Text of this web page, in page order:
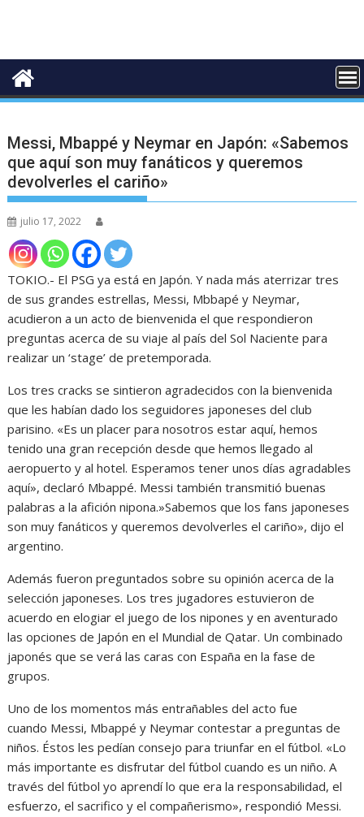
Messi, Mbappé y Neymar en Japón: «Sabemos
que aquí son muy fanáticos y queremos
devolverles el cariño»
julio 17, 2022
TOKIO.- El PSG ya está en Japón. Y nada más aterrizar tres
de sus grandes estrellas, Messi, Mbbapé y Neymar,
acudieron a un acto de bienvenida el que respondieron
preguntas acerca de su viaje al país del Sol Naciente para
realizar un ‘stage’ de pretemporada.
Los tres cracks se sintieron agradecidos con la bienvenida
que les habían dado los seguidores japoneses del club
parisino. «Es un placer para nosotros estar aquí, hemos
tenido una gran recepción desde que hemos llegado al
aeropuerto y al hotel. Esperamos tener unos días agradables
aquí», declaró Mbappé. Messi también transmitió buenas
palabras a la afición nipona.»Sabemos que los fans japoneses
son muy fanáticos y queremos devolverles el cariño», dijo el
argentino.
Además fueron preguntados sobre su opinión acerca de la
selección japoneses. Los tres jugadores estuvieron de
acuerdo en elogiar el juego de los nipones y en aventurado
las opciones de Japón en el Mundial de Qatar. Un combinado
japonés que se verá las caras con España en la fase de
grupos.
Uno de los momentos más entrañables del acto fue
cuando Messi, Mbappé y Neymar contestar a preguntas de
niños. Éstos les pedían consejo para triunfar en el fútbol. «Lo
más importante es disfrutar del fútbol cuando es un niño. A
través del fútbol yo aprendí lo que era la responsabilidad, el
esfuerzo, el sacrifico y el compañerismo», respondió Messi.